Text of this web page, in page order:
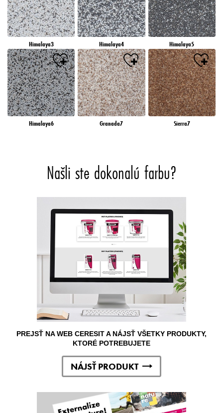
Himalaya3 Himalaya4 Himalaya5
Himalaya6 Granada7 Sierra7
Našli ste dokonalú farbu?
PREJSŤ NA WEB CERESIT A NÁJSŤ VŠETKY PRODUKTY,
KTORÉ POTREBUJETE
NÁJSŤ PRODUKT